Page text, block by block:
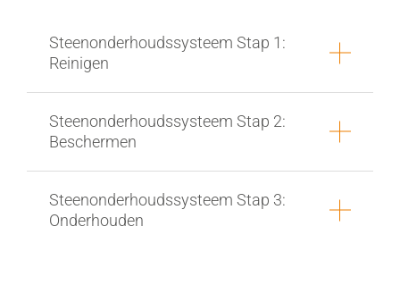
Steenonderhoudssysteem Stap 1:
Reinigen
Steenonderhoudssysteem Stap 2:
Beschermen
Steenonderhoudssysteem Stap 3:
Onderhouden